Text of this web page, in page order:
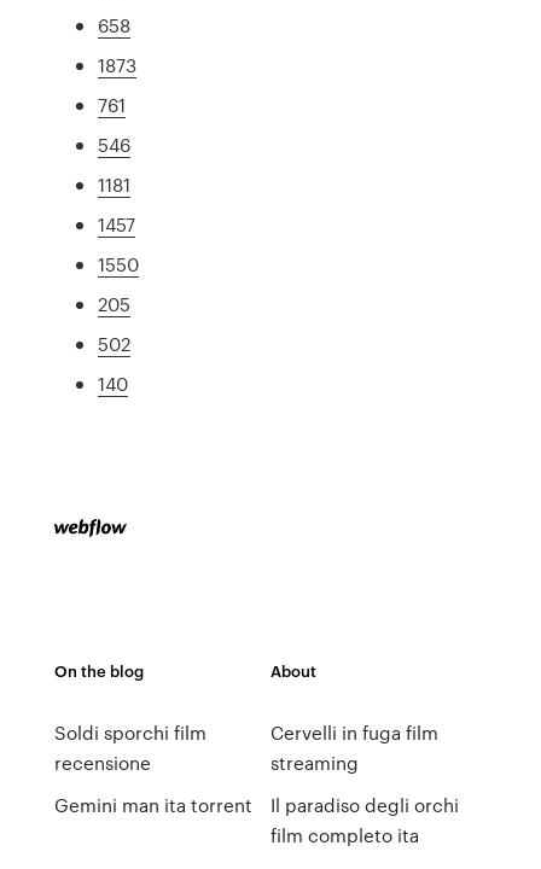
658
1873
761
546
1181
1457
1550
205
502
140
On the blog
Soldi sporchi film
recensione
Gemini man ita torrent
About
Cervelli in fuga film
streaming
Il paradiso degli orchi
film completo ita